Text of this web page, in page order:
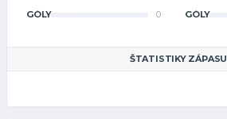
GÓLY 0 GÓLY
ŠTATISTIKY ZÁPASU